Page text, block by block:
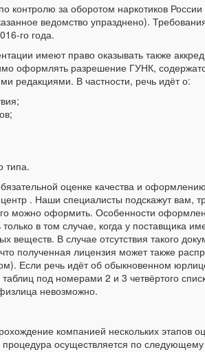
контролю за оборотом наркотиков России
ведомство упразднено).
го года.
имеют право оказывать также
оформлять разрешение ГУНК,
редакциями. В частности, речь идёт о:
типа.
оценке качества и
. Наши специалисты подскажут вам,
можно оформить. Особенности
в том случае, когда у поставщика
веществ. В случае отсутствия такого
полученная лицензия может также
Если речь идёт об обыкновенном
под номерами 2 и 3 четвёртого
невозможно.
компанией нескольких этапов
осуществляется по следующему